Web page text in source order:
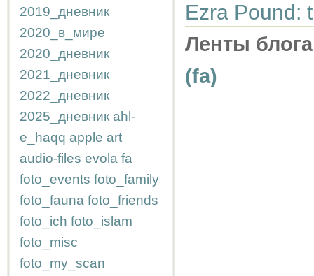
2019_дневник
2020_в_мире
2020_дневник
2021_дневник
2022_дневник
2025_дневник ahl-
e_haqq apple art
audio-files evola fa
foto_events foto_family
foto_fauna foto_friends
foto_ich foto_islam
foto_misc
foto_my_scan
Ezra Pound:
Ленты
(fa)